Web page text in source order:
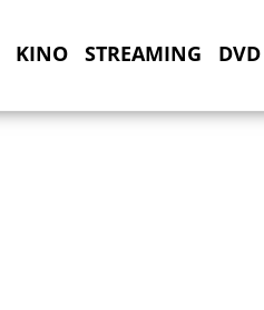
KINO STREAMING